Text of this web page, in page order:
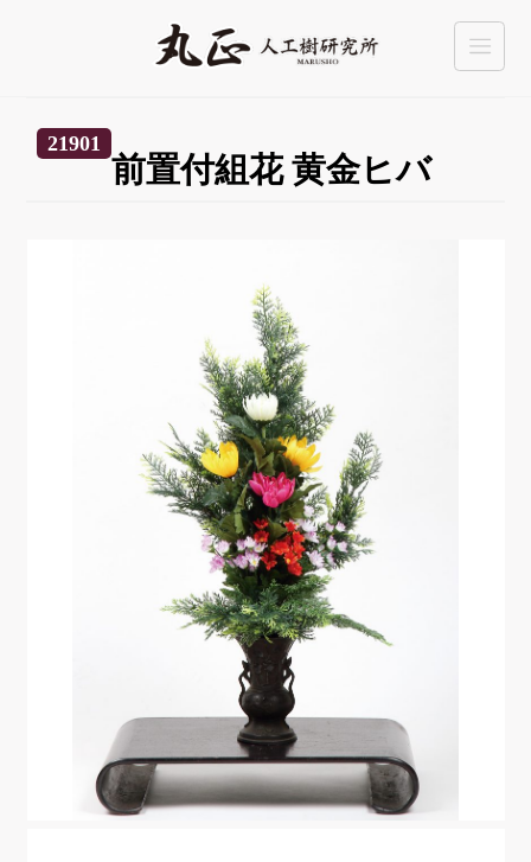
21901
前置付組花 黄金ヒバ